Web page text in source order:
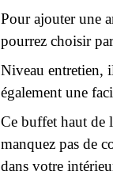
Pour ajouter une
pourrez choisir
Niveau entretien,
également une
Ce buffet haut de
manquez pas de
dans votre